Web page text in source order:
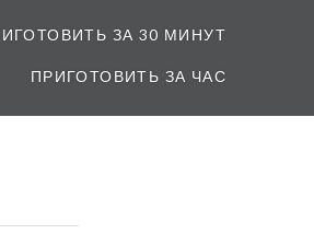
ЗА 30 МИНУТ
ПРИГОТОВИТЬ ЗА ЧАС